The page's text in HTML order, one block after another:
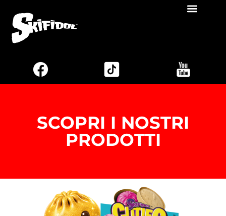
SCOPRI I NOSTRI
PRODOTTI